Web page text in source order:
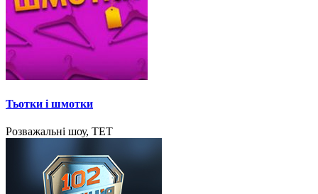
Тьотки і шмотки
Розважальні шоу, ТЕТ